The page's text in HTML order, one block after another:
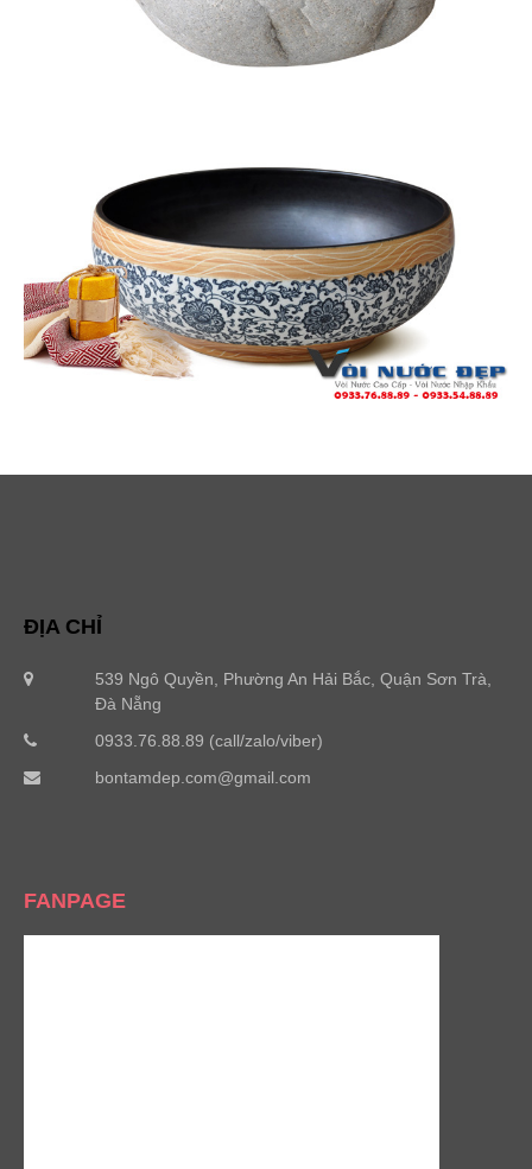
ĐỊA CHỈ
539 Ngô Quyền, Phường An Hải Bắc, Quận Sơn Trà,
Đà Nẵng
0933.76.88.89 (call/zalo/viber)
bontamdep.com@gmail.com
FANPAGE